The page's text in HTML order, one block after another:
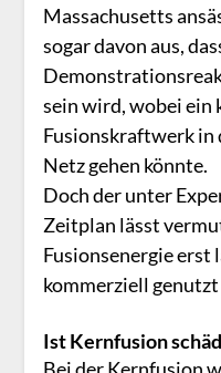
Massachusetts
sogar davon aus,
sein wird, wobei ein
Fusionskraftwerk in
Netz gehen könnte.
Doch der unter
Zeitplan lässt
Fusionsenergie erst
kommerziell
Ist Kernfusion